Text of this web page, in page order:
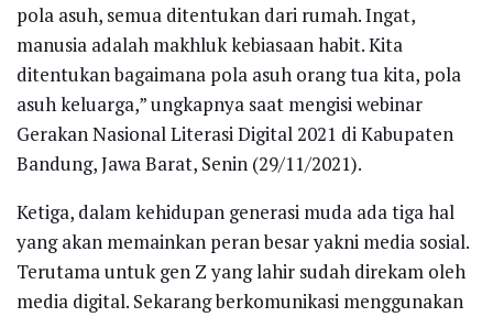
pola asuh, semua ditentukan dari rumah. Ingat,
manusia adalah makhluk kebiasaan habit. Kita
ditentukan bagaimana pola asuh orang tua kita, pola
asuh keluarga,” ungkapnya saat mengisi webinar
Gerakan Nasional Literasi Digital 2021 di Kabupaten
Bandung, Jawa Barat, Senin (29/11/2021).
Ketiga, dalam kehidupan generasi muda ada tiga hal
yang akan memainkan peran besar yakni media sosial.
Terutama untuk gen Z yang lahir sudah direkam oleh
media digital. Sekarang berkomunikasi menggunakan